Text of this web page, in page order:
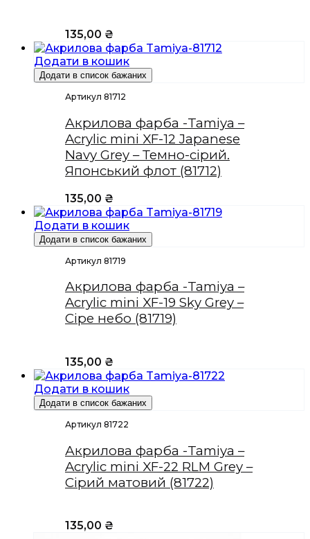
135,00 ₴
Додати в кошик
Додати в список бажаних
Артикул 81712
Акрилова фарба -Tamiya –
Acrylic mini XF-12 Japanese
Navy Grey – Темно-сірий.
Японський флот (81712)
135,00 ₴
Додати в кошик
Додати в список бажаних
Артикул 81719
Акрилова фарба -Tamiya –
Acrylic mini XF-19 Sky Grey –
Сіре небо (81719)
135,00 ₴
Додати в кошик
Додати в список бажаних
Артикул 81722
Акрилова фарба -Tamiya –
Acrylic mini XF-22 RLM Grey –
Сірий матовий (81722)
135,00 ₴